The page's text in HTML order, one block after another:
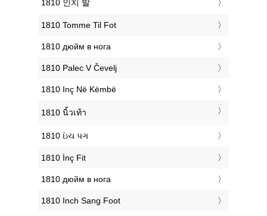
‎1810 인치 발
‎1810 Tomme Til Fot
‎1810 дюйм в нога
‎1810 Palec V Čevelj
‎1810 Inç Në Këmbë
‎1810 นิ้วเท้า
‎1810 ઇંચ પગ
‎1810 İnç Fit
‎1810 дюйм в нога
‎1810 Inch Sang Foot